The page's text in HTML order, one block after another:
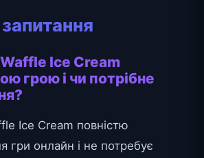
Ice Cream
грою і чи потрібне
Ice Cream повністю
гри онлайн і не потребує